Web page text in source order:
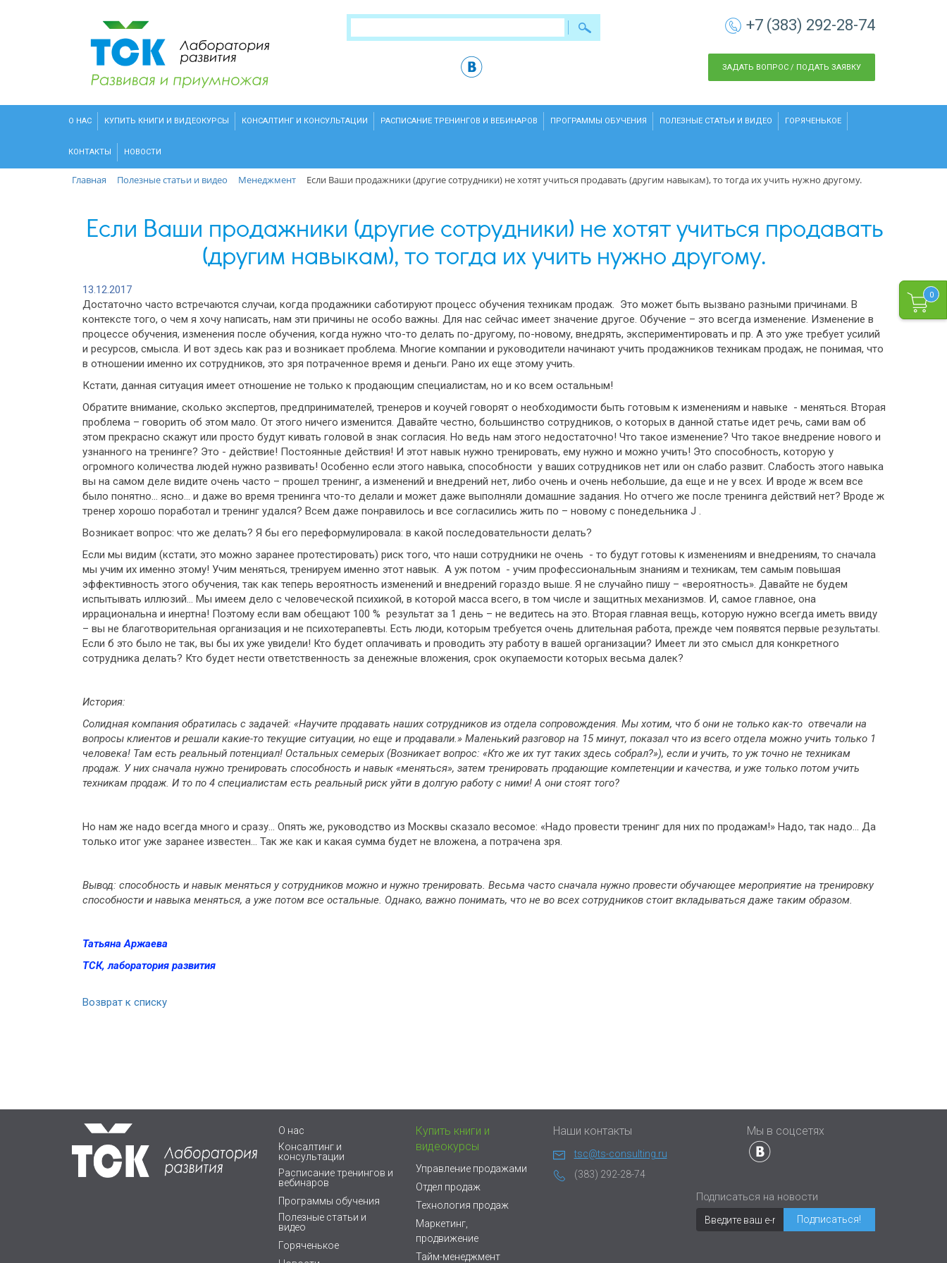
0
+7 (383) 292-28-74
ЗАДАТЬ ВОПРОС / ПОДАТЬ ЗАЯВКУ
О НАС КУПИТЬ КНИГИ И ВИДЕОКУРСЫ КОНСАЛТИНГ И КОНСУЛЬТАЦИИ РАСПИСАНИЕ ТРЕНИНГОВ И ВЕБИНАРОВ ПРОГРАММЫ ОБУЧЕНИЯ ПОЛЕЗНЫЕ СТАТЬИ И ВИДЕО ГОРЯЧЕНЬКОЕ
КОНТАКТЫ НОВОСТИ
Главная Полезные статьи и видео Менеджмент Если Ваши продажники (другие сотрудники) не хотят учиться продавать (другим навыкам), то тогда их учить нужно другому.
Если Ваши продажники (другие сотрудники) не хотят учиться продавать
(другим навыкам), то тогда их учить нужно другому.
13.12.2017
Достаточно часто встречаются случаи, когда продажники саботируют процесс обучения техникам продаж. Это может быть вызвано разными причинами. В
контексте того, о чем я хочу написать, нам эти причины не особо важны. Для нас сейчас имеет значение другое. Обучение – это всегда изменение. Изменение в
процессе обучения, изменения после обучения, когда нужно что-то делать по-другому, по-новому, внедрять, экспериментировать и пр. А это уже требует усилий
и ресурсов, смысла. И вот здесь как раз и возникает проблема. Многие компании и руководители начинают учить продажников техникам продаж, не понимая, что
в отношении именно их сотрудников, это зря потраченное время и деньги. Рано их еще этому учить.
Кстати, данная ситуация имеет отношение не только к продающим специалистам, но и ко всем остальным!
Обратите внимание, сколько экспертов, предпринимателей, тренеров и коучей говорят о необходимости быть готовым к изменениям и навыке - меняться. Вторая
проблема – говорить об этом мало. От этого ничего изменится. Давайте честно, большинство сотрудников, о которых в данной статье идет речь, сами вам об
этом прекрасно скажут или просто будут кивать головой в знак согласия. Но ведь нам этого недостаточно! Что такое изменение? Что такое внедрение нового и
узнанного на тренинге? Это - действие! Постоянные действия! И этот навык нужно тренировать, ему нужно и можно учить! Это способность, которую у
огромного количества людей нужно развивать! Особенно если этого навыка, способности у ваших сотрудников нет или он слабо развит. Слабость этого навыка
вы на самом деле видите очень часто – прошел тренинг, а изменений и внедрений нет, либо очень и очень небольшие, да еще и не у всех. И вроде ж всем все
было понятно… ясно… и даже во время тренинга что-то делали и может даже выполняли домашние задания. Но отчего же после тренинга действий нет? Вроде ж
тренер хорошо поработал и тренинг удался? Всем даже понравилось и все согласились жить по – новому с понедельника J .
Возникает вопрос: что же делать? Я бы его переформулировала: в какой последовательности делать?
Если мы видим (кстати, это можно заранее протестировать) риск того, что наши сотрудники не очень - то будут готовы к изменениям и внедрениям, то сначала
мы учим их именно этому! Учим меняться, тренируем именно этот навык. А уж потом - учим профессиональным знаниям и техникам, тем самым повышая
эффективность этого обучения, так как теперь вероятность изменений и внедрений гораздо выше. Я не случайно пишу – «вероятность». Давайте не будем
испытывать иллюзий… Мы имеем дело с человеческой психикой, в которой масса всего, в том числе и защитных механизмов. И, самое главное, она
иррациональна и инертна! Поэтому если вам обещают 100 % результат за 1 день – не ведитесь на это. Вторая главная вещь, которую нужно всегда иметь ввиду
– вы не благотворительная организация и не психотерапевты. Есть люди, которым требуется очень длительная работа, прежде чем появятся первые результаты.
Если б это было не так, вы бы их уже увидели! Кто будет оплачивать и проводить эту работу в вашей организации? Имеет ли это смысл для конкретного
сотрудника делать? Кто будет нести ответственность за денежные вложения, срок окупаемости которых весьма далек?
История:
Солидная компания обратилась с задачей: «Научите продавать наших сотрудников из отдела сопровождения. Мы хотим, что б они не только как-то отвечали на
вопросы клиентов и решали какие-то текущие ситуации, но еще и продавали.» Маленький разговор на 15 минут, показал что из всего отдела можно учить только 1
человека! Там есть реальный потенциал! Остальных семерых (Возникает вопрос: «Кто же их тут таких здесь собрал?»), если и учить, то уж точно не техникам
продаж. У них сначала нужно тренировать способность и навык «меняться», затем тренировать продающие компетенции и качества, и уже только потом учить
техникам продаж. И то по 4 специалистам есть реальный риск уйти в долгую работу с ними! А они стоят того?
Но нам же надо всегда много и сразу… Опять же, руководство из Москвы сказало весомое: «Надо провести тренинг для них по продажам!» Надо, так надо… Да
только итог уже заранее известен… Так же как и какая сумма будет не вложена, а потрачена зря.
Вывод: способность и навык меняться у сотрудников можно и нужно тренировать. Весьма часто сначала нужно провести обучающее мероприятие на тренировку
способности и навыка меняться, а уже потом все остальные. Однако, важно понимать, что не во всех сотрудников стоит вкладываться даже таким образом.
Татьяна Аржаева
ТСК, лаборатория развития
Возврат к списку
О нас
Консалтинг и
консультации
Расписание тренингов и
вебинаров
Программы обучения
Полезные статьи и
видео
Горяченькое
Купить книги и
видеокурсы
Управление продажами
Отдел продаж
Технология продаж
Маркетинг,
продвижение
Тайм-менеджмент
Наши контакты
tsc@ts-consulting.ru
(383) 292-28-74
Мы в соцсетях
Подписаться на новости